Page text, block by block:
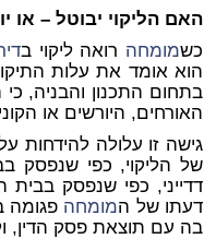
האם הליקוי יבוטל – או
כשמומחה רואה ליקוי ב
הוא אומד את עלות
בתחום התכנון והבניה, כי
האורחים, היורשים או
גישה זו עלולה להידחות
של הליקוי, כפי שנפסק
דדייני, כפי שנפסק
דעתו של המומחה פגומה
בה עם תוצאת פסק הדין,